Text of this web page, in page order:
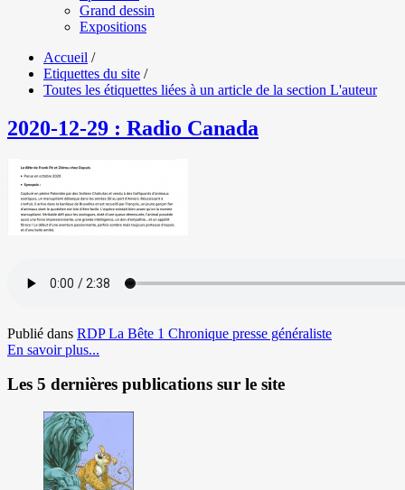
Grand dessin
Expositions
Accueil /
Etiquettes du site /
Toutes les étiquettes liées à un article de la section L'auteur
2020-12-29 : Radio Canada
Publié dans RDP La Bête 1 Chronique presse généraliste
En savoir plus...
Les 5 dernières publications sur le site